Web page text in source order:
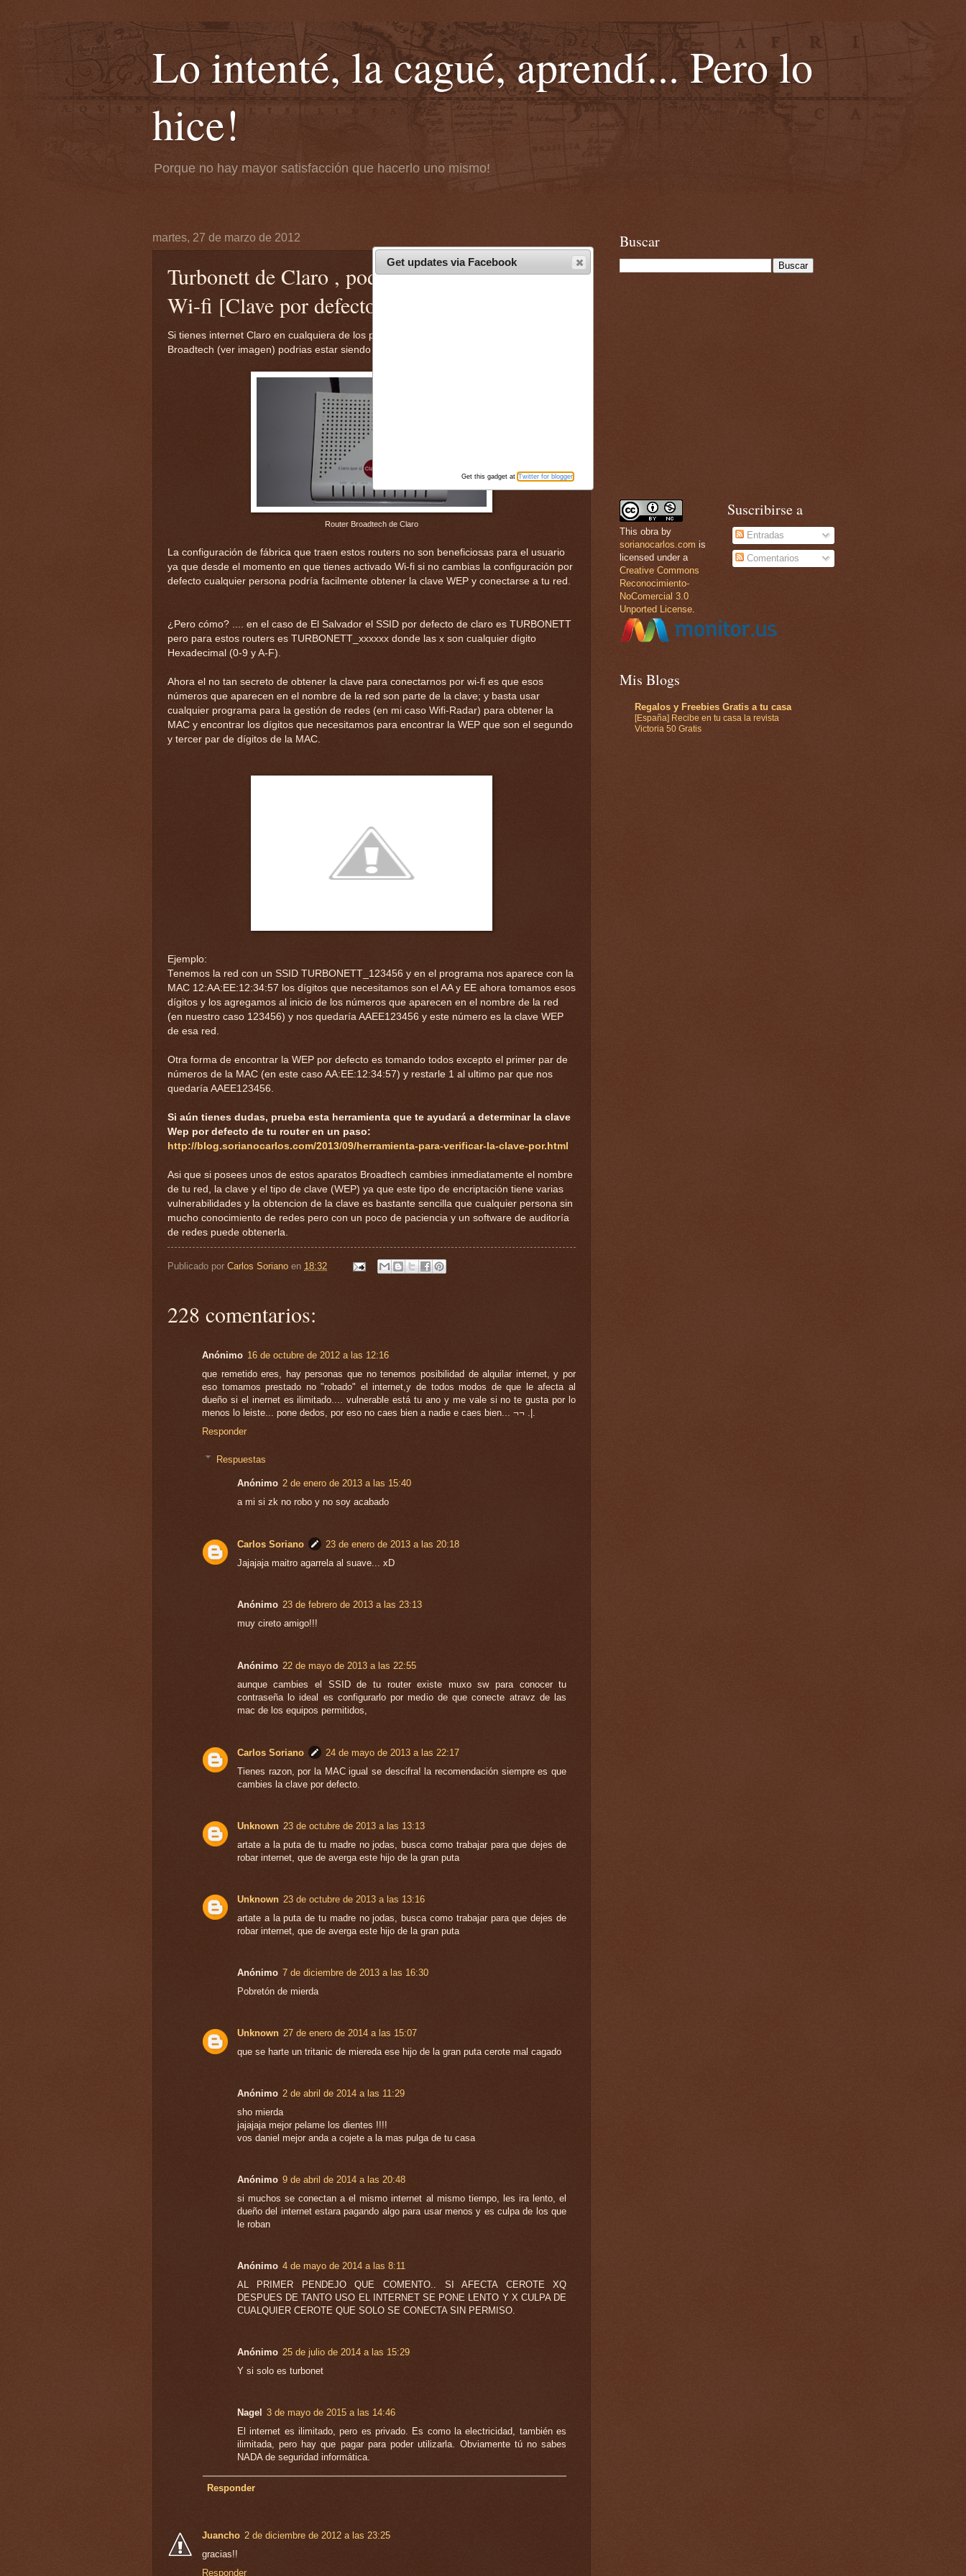
Lo intenté, la cagué, aprendí... Pero lo
hice!
Porque no hay mayor satisfacción que hacerlo uno mismo!
martes, 27 de marzo de 2012
Turbonett de Claro , podrías estar regalando tu
Wi-fi [Clave por defecto de routers BroadTech]
Si tienes internet Claro en cualquiera de los paises centro americanos y tienes un router
Broadtech (ver imagen) podrias estar siendo víctima del robo de tu ancho de banda.
Router Broadtech de Claro
La configuración de fábrica que traen estos routers no son beneficiosas para el usuario
ya que desde el momento en que tienes activado Wi-fi si no cambias la configuración por
defecto cualquier persona podría facilmente obtener la clave WEP y conectarse a tu red.
¿Pero cómo? .... en el caso de El Salvador el SSID por defecto de claro es TURBONETT
pero para estos routers es TURBONETT_xxxxxx donde las x son cualquier dígito
Hexadecimal (0-9 y A-F).
Ahora el no tan secreto de obtener la clave para conectarnos por wi-fi es que esos
números que aparecen en el nombre de la red son parte de la clave; y basta usar
cualquier programa para la gestión de redes (en mi caso Wifi-Radar) para obtener la
MAC y encontrar los dígitos que necesitamos para encontrar la WEP que son el segundo
y tercer par de dígitos de la MAC.
Ejemplo:
Tenemos la red con un SSID TURBONETT_123456 y en el programa nos aparece con la
MAC 12:AA:EE:12:34:57 los dígitos que necesitamos son el AA y EE ahora tomamos esos
dígitos y los agregamos al inicio de los números que aparecen en el nombre de la red
(en nuestro caso 123456) y nos quedaría AAEE123456 y este número es la clave WEP
de esa red.
Otra forma de encontrar la WEP por defecto es tomando todos excepto el primer par de
números de la MAC (en este caso AA:EE:12:34:57) y restarle 1 al ultimo par que nos
quedaría AAEE123456.
Si aún tienes dudas, prueba esta herramienta que te ayudará a determinar la clave
Wep por defecto de tu router en un paso:
http://blog.sorianocarlos.com/2013/09/herramienta-para-verificar-la-clave-por.html
Asi que si posees unos de estos aparatos Broadtech cambies inmediatamente el nombre
de tu red, la clave y el tipo de clave (WEP) ya que este tipo de encriptación tiene varias
vulnerabilidades y la obtencion de la clave es bastante sencilla que cualquier persona sin
mucho conocimiento de redes pero con un poco de paciencia y un software de auditoría
de redes puede obtenerla.
Publicado por Carlos Soriano en 18:32
228 comentarios:
Anónimo 16 de octubre de 2012 a las 12:16
que remetido eres, hay personas que no tenemos posibilidad de alquilar internet, y por
eso tomamos prestado no "robado" el internet,y de todos modos de que le afecta al
dueño si el inernet es ilimitado.... vulnerable está tu ano y me vale si no te gusta por lo
menos lo leiste... pone dedos, por eso no caes bien a nadie e caes bien... ¬¬ .|.
Responder
Respuestas
Anónimo 2 de enero de 2013 a las 15:40
a mi si zk no robo y no soy acabado
Carlos Soriano
23 de enero de 2013 a las 20:18
Jajajaja maitro agarrela al suave... xD
Anónimo 23 de febrero de 2013 a las 23:13
muy cireto amigo!!!
Anónimo 22 de mayo de 2013 a las 22:55
aunque cambies el SSID de tu router existe muxo sw para conocer tu
contraseña lo ideal es configurarlo por medio de que conecte atravz de las
mac de los equipos permitidos,
Carlos Soriano
24 de mayo de 2013 a las 22:17
Tienes razon, por la MAC igual se descifra! la recomendación siempre es que
cambies la clave por defecto.
Unknown 23 de octubre de 2013 a las 13:13
artate a la puta de tu madre no jodas, busca como trabajar para que dejes de
robar internet, que de averga este hijo de la gran puta
Unknown 23 de octubre de 2013 a las 13:16
artate a la puta de tu madre no jodas, busca como trabajar para que dejes de
robar internet, que de averga este hijo de la gran puta
Anónimo 7 de diciembre de 2013 a las 16:30
Pobretón de mierda
Unknown 27 de enero de 2014 a las 15:07
que se harte un tritanic de miereda ese hijo de la gran puta cerote mal cagado
Anónimo 2 de abril de 2014 a las 11:29
sho mierda
jajajaja mejor pelame los dientes !!!!
vos daniel mejor anda a cojete a la mas pulga de tu casa
Anónimo 9 de abril de 2014 a las 20:48
si muchos se conectan a el mismo internet al mismo tiempo, les ira lento, el
dueño del internet estara pagando algo para usar menos y es culpa de los que
le roban
Anónimo 4 de mayo de 2014 a las 8:11
AL PRIMER PENDEJO QUE COMENTO.. SI AFECTA CEROTE XQ
DESPUES DE TANTO USO EL INTERNET SE PONE LENTO Y X CULPA DE
CUALQUIER CEROTE QUE SOLO SE CONECTA SIN PERMISO.
Anónimo 25 de julio de 2014 a las 15:29
Y si solo es turbonet
Nagel
3 de mayo de 2015 a las 14:46
El internet es ilimitado, pero es privado. Es como la electricidad, también es
ilimitada, pero hay que pagar para poder utilizarla. Obviamente tú no sabes
NADA de seguridad informática.
Responder
Juancho 2 de diciembre de 2012 a las 23:25
gracias!!
Responder
Buscar
This obra by
sorianocarlos.com is
licensed under a
Creative Commons
Reconocimiento-
NoComercial 3.0
Unported License.
Suscribirse a
Entradas
Comentarios
Mis Blogs
Regalos y Freebies Gratis a tu casa
[España] Recibe en tu casa la revista
Victoria 50 Gratis
Get updates via Facebook
Get this gadget at Twitter for blogger